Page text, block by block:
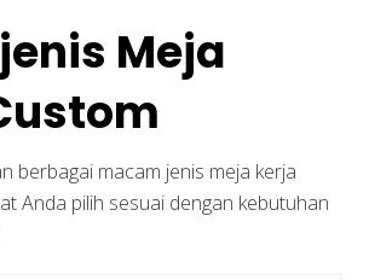
Meja
berbagai macam jenis meja kerja
Anda pilih sesuai dengan kebutuhan